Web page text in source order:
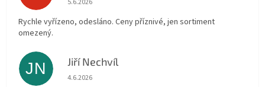
5.6.2026
Rychle vyřízeno, odesláno. Ceny příznivé, jen sortiment
omezený.
JN Jiří Nechvíl
Hodnocení obchodu je 5 z 5 hvězdiček.
4.6.2026